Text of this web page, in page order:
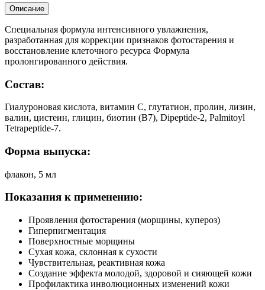
Описание
Специальная формула интенсивного увлажнения,
разработанная для коррекции признаков фотостарения и
восстановление клеточного ресурса Формула
пролонгированного действия.
Состав:
Гиалуроновая кислота, витамин С, глутатион, пролин, лизин,
валин, цистеин, глицин, биотин (B7), Dipeptide-2, Palmitoyl
Tetrapeptide-7.
Форма выпуска:
флакон, 5 мл
Показания к применению:
Проявления фотостарения (морщины, купероз)
Гиперпигментация
Поверхностные морщины
Сухая кожа, склонная к сухости
Чувствительная, реактивная кожа
Создание эффекта молодой, здоровой и сияющей кожи
Профилактика инволюционных изменений кожи